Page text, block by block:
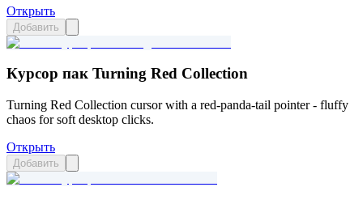
Открыть
Добавить
Курсор пак Turning Red Collection
Turning Red Collection cursor with a red-panda-tail pointer - fluffy
chaos for soft desktop clicks.
Открыть
Добавить